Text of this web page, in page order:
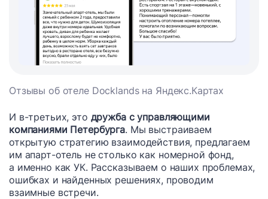
Отзывы об отеле Docklands на Яндекс.Картах
И в-третьих, это дружба с управляющими
компаниями Петербурга. Мы выстраиваем
открытую стратегию взаимодействия, предлагаем
им апарт-отель не столько как номерной фонд,
а именно как УК. Рассказываем о наших проблемах,
ошибках и найденных решениях, проводим
взаимные встречи.